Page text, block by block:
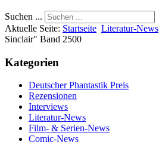
Suchen ...
Aktuelle Seite: Startseite Literatur-News
Sinclair" Band 2500
Kategorien
Deutscher Phantastik Preis
Rezensionen
Interviews
Literatur-News
Film- & Serien-News
Comic-News